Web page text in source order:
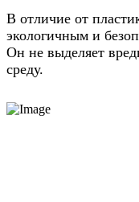
В отличие от
экологичным и
Он не выделяет
среду.